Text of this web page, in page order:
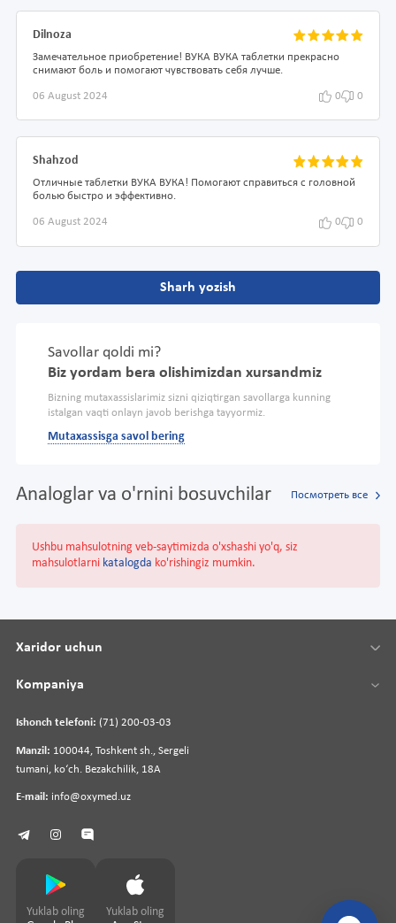
Dilnoza
Замечательное приобретение! ВУКА ВУКА таблетки прекрасно
снимают боль и помогают чувствовать себя лучше.
06 August 2024 0 0
Shahzod
Отличные таблетки ВУКА ВУКА! Помогают справиться с головной
болью быстро и эффективно.
06 August 2024 0 0
Sharh yozish
Savollar qoldi mi?
Biz yordam bera olishimizdan xursandmiz
Bizning mutaxassislarimiz sizni qiziqtirgan savollarga kunning
istalgan vaqti onlayn javob berishga tayyormiz.
Mutaxassisga savol bering
Analoglar va o'rnini bosuvchilar Посмотреть все
Ushbu mahsulotning veb-saytimizda o'xshashi yo'q, siz
mahsulotlarni katalogda ko'rishingiz mumkin.
Ishonch telefoni: (71) 200-03-03
Manzil: 100044, Toshkent sh., Sergeli
tumani, koʻch. Bezakchilik, 18A
E-mail: info@oxymed.uz
Xaridor uchun
Kompaniya
Yuklab oling
Yuklab oling